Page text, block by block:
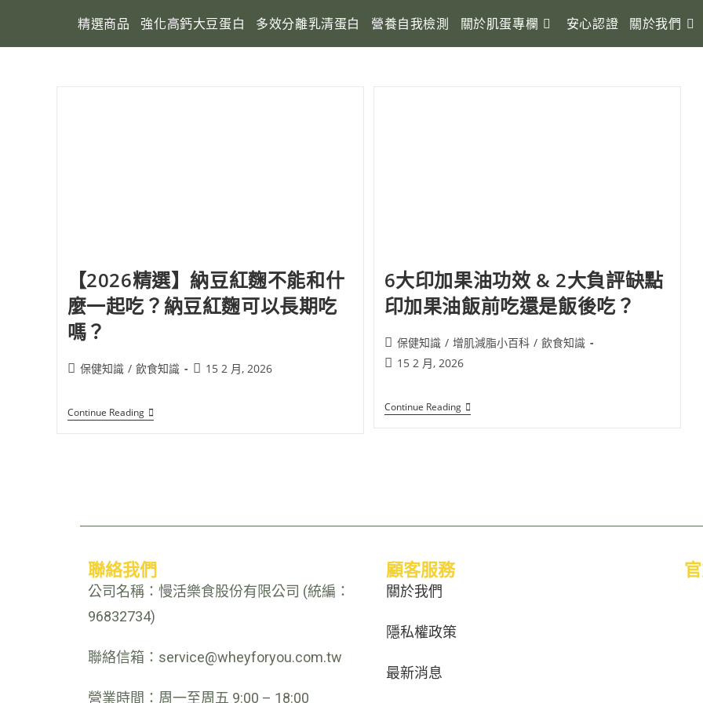
精選商品 強化高鈣大豆蛋白 多效分離乳清蛋白 營養自我檢測 關於肌蛋專欄 安心認證 關於我們
【2026精選】納豆紅麴不能和什
麼一起吃？納豆紅麴可以長期吃
嗎？
保健知識 / 飲食知識 15 2 月, 2026
Continue Reading
6大印加果油功效 & 2大負評缺點
印加果油飯前吃還是飯後吃？
保健知識 / 增肌減脂小百科 / 飲食知識
15 2 月, 2026
Continue Reading
聯絡我們
公司名稱：慢活樂食股份有限公司 (統編：
96832734)
聯絡信箱：service@wheyforyou.com.tw
營業時間：周一至周五 9:00 – 18:00
顧客服務
關於我們
隱私權政策
最新消息